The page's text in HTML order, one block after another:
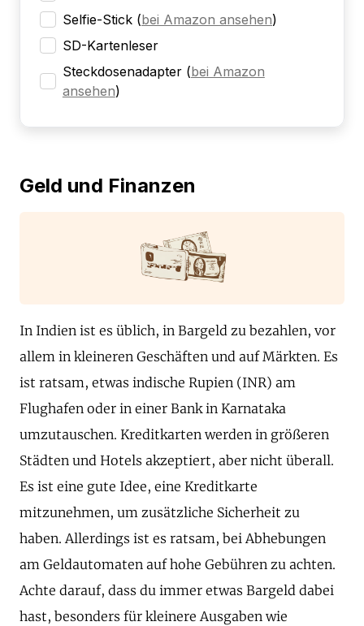
Selfie-Stick (bei Amazon ansehen)
SD-Kartenleser
Steckdosenadapter (bei Amazon
ansehen)
Geld und Finanzen
In Indien ist es üblich, in Bargeld zu bezahlen, vor
allem in kleineren Geschäften und auf Märkten. Es
ist ratsam, etwas indische Rupien (INR) am
Flughafen oder in einer Bank in Karnataka
umzutauschen. Kreditkarten werden in größeren
Städten und Hotels akzeptiert, aber nicht überall.
Es ist eine gute Idee, eine Kreditkarte
mitzunehmen, um zusätzliche Sicherheit zu
haben. Allerdings ist es ratsam, bei Abhebungen
am Geldautomaten auf hohe Gebühren zu achten.
Achte darauf, dass du immer etwas Bargeld dabei
hast, besonders für kleinere Ausgaben wie